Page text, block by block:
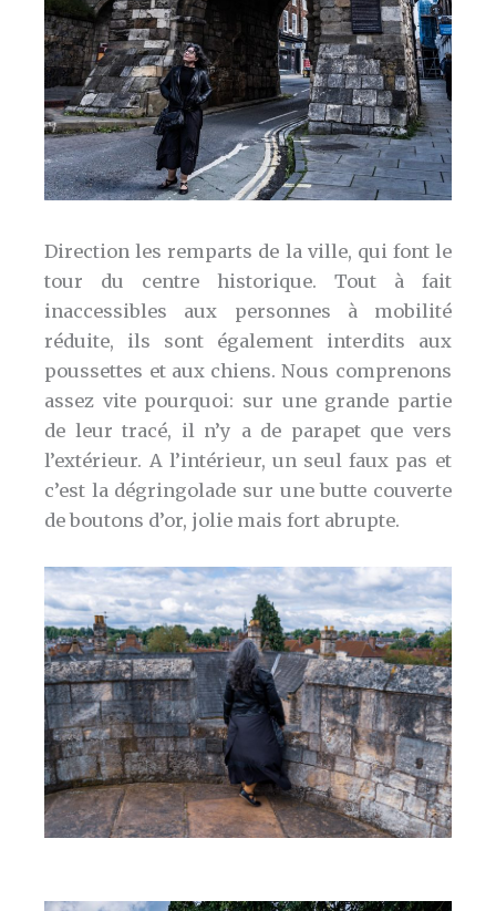
Direction les remparts de la ville, qui font le
tour du centre historique. Tout à fait
inaccessibles aux personnes à mobilité
réduite, ils sont également interdits aux
poussettes et aux chiens. Nous comprenons
assez vite pourquoi: sur une grande partie
de leur tracé, il n’y a de parapet que vers
l’extérieur. A l’intérieur, un seul faux pas et
c’est la dégringolade sur une butte couverte
de boutons d’or, jolie mais fort abrupte.